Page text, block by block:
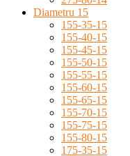
Diametru 15
155-35-15
155-40-15
155-45-15
155-50-15
155-55-15
155-60-15
155-65-15
155-70-15
155-75-15
155-80-15
175-35-15